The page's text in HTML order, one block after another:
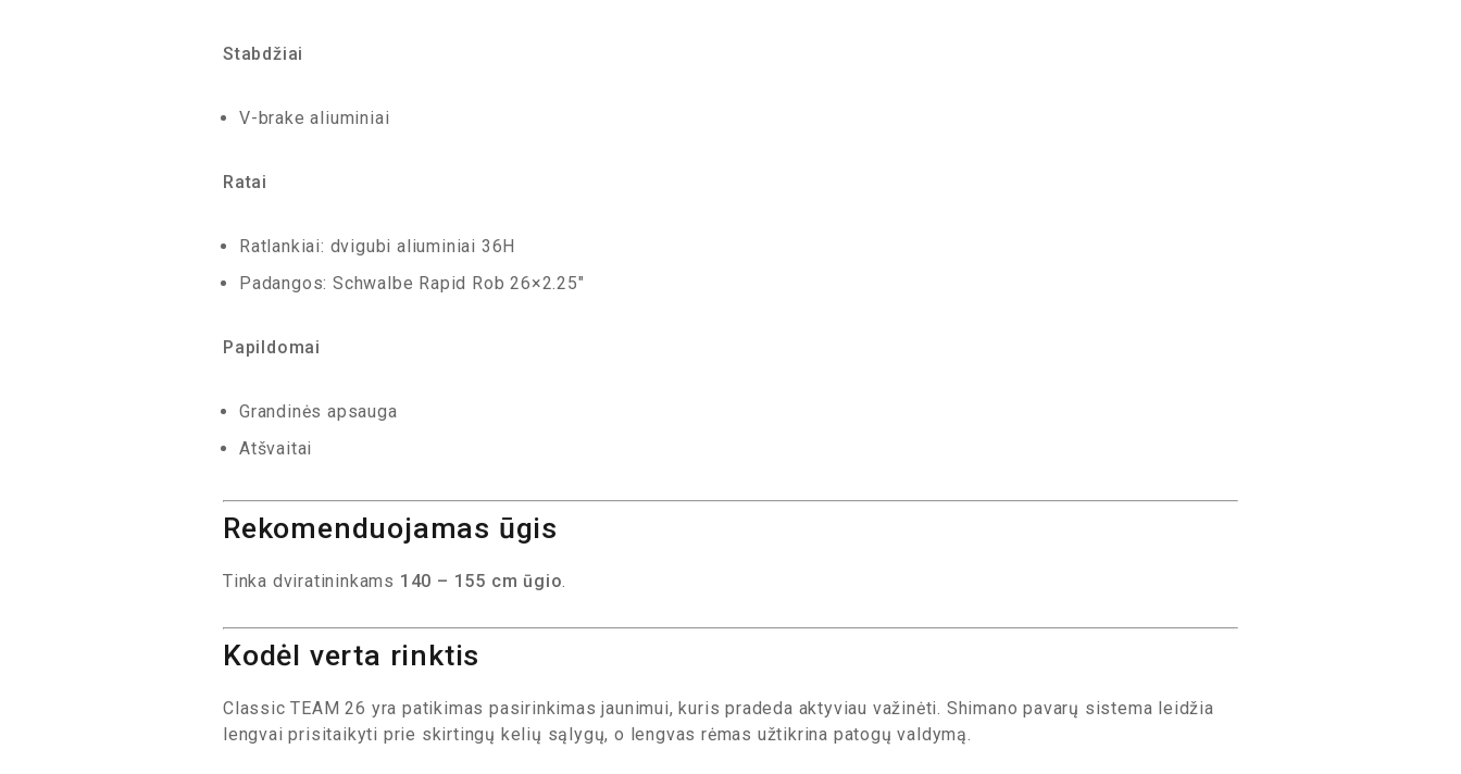
Stabdžiai
V-brake aliuminiai
Ratai
Ratlankiai: dvigubi aliuminiai 36H
Padangos: Schwalbe Rapid Rob 26×2.25″
Papildomai
Grandinės apsauga
Atšvaitai
Rekomenduojamas ūgis
Tinka dviratininkams 140 – 155 cm ūgio.
Kodėl verta rinktis
Classic TEAM 26 yra patikimas pasirinkimas jaunimui, kuris pradeda aktyviau važinėti. Shimano pavarų sistema leidžia
lengvai prisitaikyti prie skirtingų kelių sąlygų, o lengvas rėmas užtikrina patogų valdymą.